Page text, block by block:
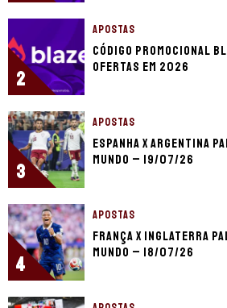
2
APOSTAS
Código promocional
ofertas em 2026
3
APOSTAS
Espanha x Argentina
Mundo – 19/07/26
4
APOSTAS
França x Inglaterra
Mundo – 18/07/26